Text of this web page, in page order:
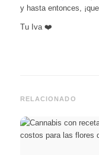
y hasta entonces,
Tu Iva ❤️
RELACIONADO